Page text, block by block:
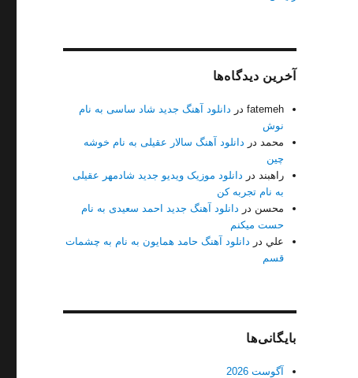
آخرین دیدگاه‌ها
fatemeh در دانلود آهنگ جدید شاد ساسی به نام
نوش
محمد در دانلود آهنگ سالار عقیلی به نام خوشه
چین
راهبند در دانلود موزیک ویدیو جدید شادمهر عقیلی
به نام تجربه کن
محسن در دانلود آهنگ جدید احمد سعیدی به نام
حست میکنم
علي در دانلود آهنگ حامد همایون به نام به چشمات
قسم
بایگانی‌ها
آگوست 2026